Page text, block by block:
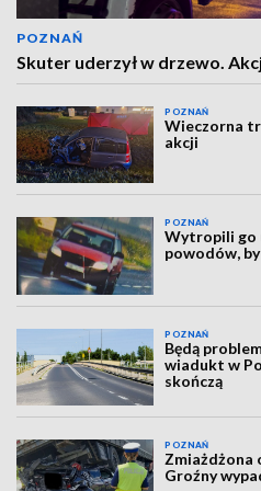
POZNAŃ
Skuter uderzył w drzewo.
POZNAŃ
Wieczorna
akcji
POZNAŃ
Wytropili go
powodów,
POZNAŃ
Będą
wiadukt w
skończą
POZNAŃ
Zmiażdżona
Groźny